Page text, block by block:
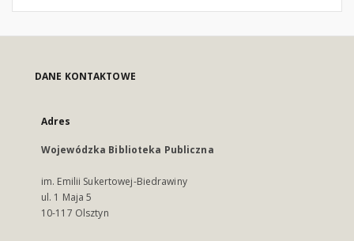
DANE KONTAKTOWE
Adres
Wojewódzka Biblioteka Publiczna
im. Emilii Sukertowej-Biedrawiny
ul. 1 Maja 5
10-117 Olsztyn